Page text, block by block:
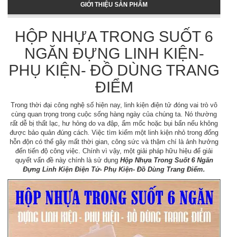
GIỚI THIỆU SẢN PHẨM
HỘP NHỰA TRONG SUỐT 6
NGĂN ĐỰNG LINH KIỆN-
PHỤ KIỆN- ĐỒ DÙNG TRANG
ĐIỂM
Trong thời đại công nghệ số hiện nay, linh kiện điện tử đóng vai trò vô
cùng quan trọng trong cuộc sống hàng ngày của chúng ta. Nó thường
rất dễ bị thất lạc, hư hỏng do va đập, ẩm mốc hoặc bụi bẩn nếu không
được bảo quản đúng cách. Việc tìm kiếm một linh kiện nhỏ trong đống
hỗn độn có thể gây mất thời gian, công sức và thậm chí là ảnh hưởng
đến tiến độ công việc. Chính vì vậy, một giải pháp hữu hiệu để giải
quyết vấn đề này chính là sử dụng Hộp Nhựa Trong Suốt 6 Ngăn
Đựng Linh Kiện Điện Tử- Phụ Kiện- Đồ Dùng Trang Điểm.